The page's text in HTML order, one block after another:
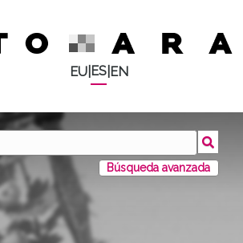
EU| ES| EN
Búsqueda avanzada